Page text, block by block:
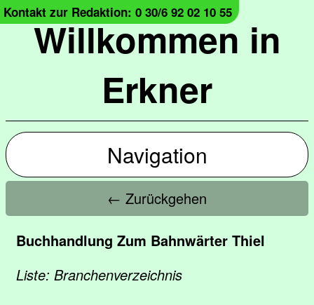
Willkommen in
Erkner
Kontakt zur Redaktion: 0 30/6 92 02 10 55
Navigation
← Zurückgehen
Buchhandlung Zum Bahnwärter Thiel
Liste: Branchenverzeichnis